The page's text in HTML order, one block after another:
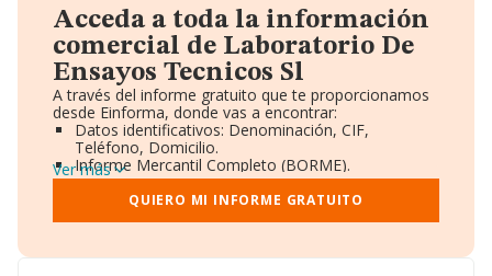
Acceda a toda la información
comercial de Laboratorio De
Ensayos Tecnicos Sl
A través del informe gratuito que te proporcionamos
desde Einforma, donde vas a encontrar:
Datos identificativos: Denominación, CIF,
Teléfono, Domicilio.
Informe Mercantil Completo (BORME).
Gráficos de Evolución Ventas y Empleados.
Consejo de Administración y Administradores.
Directivos y Ejecutivos.
Ver más
QUIERO MI INFORME GRATUITO